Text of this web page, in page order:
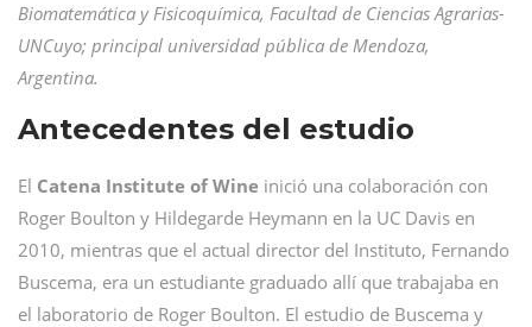
Biomatemática y Fisicoquímica, Facultad de Ciencias Agrarias-
UNCuyo; principal universidad pública de Mendoza,
Argentina.
Antecedentes del estudio
El Catena Institute of Wine inició una colaboración con
Roger Boulton y Hildegarde Heymann en la UC Davis en
2010, mientras que el actual director del Instituto, Fernando
Buscema, era un estudiante graduado allí que trabajaba en
el laboratorio de Roger Boulton. El estudio de Buscema y